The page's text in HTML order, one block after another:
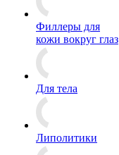
Филлеры для
кожи вокруг глаз
Для тела
Липолитики